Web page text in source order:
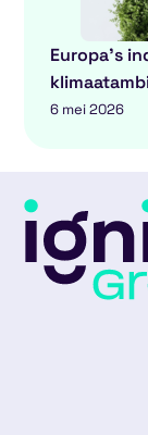
Europa’s
6 mei 2026